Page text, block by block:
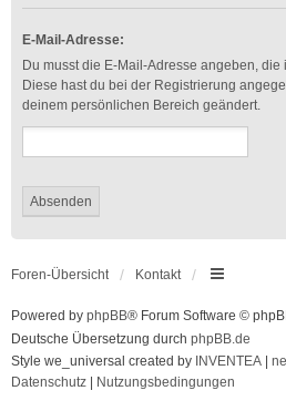
E-Mail-Adresse:
Du musst die E-Mail-Adresse angeben,
Diese hast du bei der Registrierung
deinem persönlichen Bereich geändert.
Foren-Übersicht Kontakt
Powered by phpBB® Forum Software ©
Deutsche Übersetzung durch phpBB.de
Style we_universal created by INVENTEA
Datenschutz
Nutzungsbedingungen